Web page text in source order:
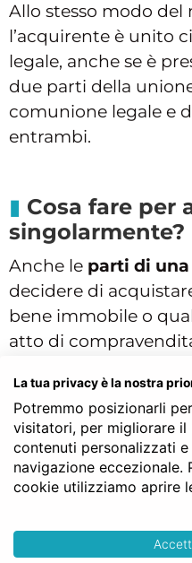
Allo stesso modo
l’acquirente è unito
legale, anche se è
due parti della
comunione legale e
entrambi.
Cosa fare per
singolarmente?
Anche le parti di
decidere di
bene immobile o
atto di
nell’atto costitutivo
all’ufficiale di stato
genera tra loro il
comunione legale
Questo esclude
i beni personali,
ricevuti
La tua privacy è la nostra
Potremmo posizionarli
visitatori, per migliorare il
contenuti personalizzati
navigazione eccezionale.
cookie utilizziamo aprire